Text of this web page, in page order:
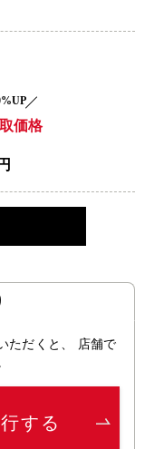
価格
円
ただくと、 店舗で
する